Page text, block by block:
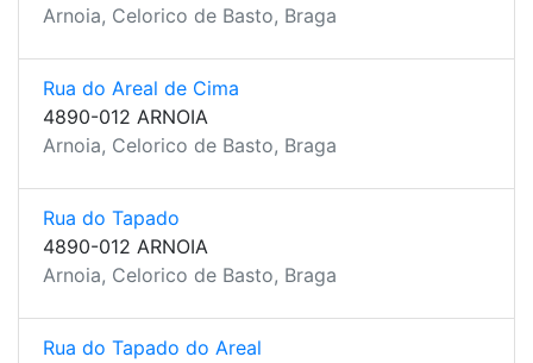
Arnoia, Celorico de Basto, Braga
Rua do Areal de Cima
4890-012 ARNOIA
Arnoia, Celorico de Basto, Braga
Rua do Tapado
4890-012 ARNOIA
Arnoia, Celorico de Basto, Braga
Rua do Tapado do Areal